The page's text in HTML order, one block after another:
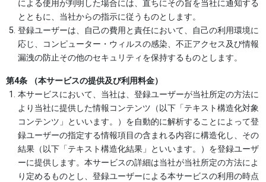
による使用が判明した場合には、直ちにその旨を当社に通知する
とともに、当社からの指示に従うものとします。
登録ユーザーは、自己の費用と責任において、自己の利用環境に
応じ、コンピューター・ウィルスの感染、不正アクセス及び情報
漏洩の防止その他のセキュリティを保持するものとします。
第4条 （本サービスの提供及び利用料金）
本サービスにおいて、当社は、登録ユーザーが当社所定の方法に
より当社に提供した情報コンテンツ（以下「テキスト構造化対象
コンテンツ」といいます。）を自動的に解析することによって登
録ユーザーの指定する情報項目の含まれる内容に構造化し、その
結果（以下「テキスト構造化結果」といいます。）を登録ユーザ
ーに提供します。本サービスの詳細は当社が当社所定の方法によ
り定めるものとし、登録ユーザーによる本サービスの利用の時点